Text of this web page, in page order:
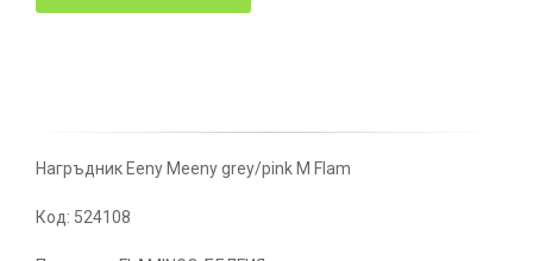
Нагръдник Eeny Meeny grey/pink M Flam
Код: 524108